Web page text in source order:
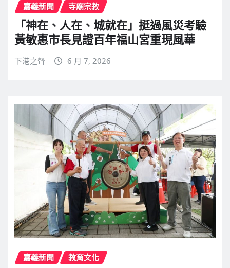
嘉義新聞 寺廟宗教
「神在、人在、城就在」挺過風災考驗
黃敏惠市長見證百年福山宮重現風華
下港之聲 6 月 7, 2026
嘉義新聞 教育文化